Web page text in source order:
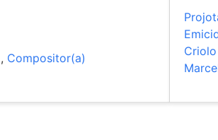
, Compositor(a)
Criolo